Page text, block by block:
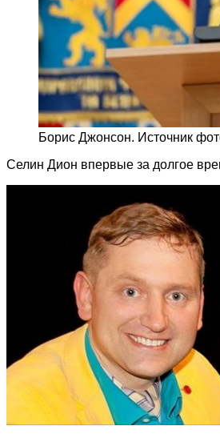
Борис Джонсон. Источник
Селин Дион впервые за долгое